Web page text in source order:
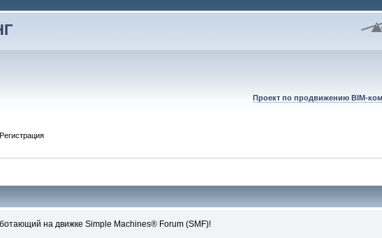
Проект по продвижению BIM-
Регистрация
на движке Simple Machines® Forum (SMF)!